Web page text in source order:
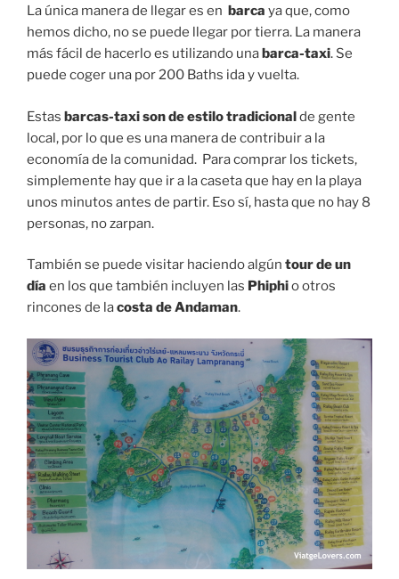
La única manera de llegar es en barca ya que, como
hemos dicho, no se puede llegar por tierra. La manera
más fácil de hacerlo es utilizando una barca-taxi. Se
puede coger una por 200 Baths ida y vuelta.
Estas barcas-taxi son de estilo tradicionalde gente
local, por lo que es una manera de contribuir a la
economía de la comunidad. Para comprar los tickets,
simplemente hay que ir a la caseta que hay en la playa
unos minutos antes de partir. Eso sí, hasta que no hay 8
personas, no zarpan.
También se puede visitar haciendo algún tour de un
día en los que también incluyen las Phiphio otros
rincones de lacosta de Andaman.